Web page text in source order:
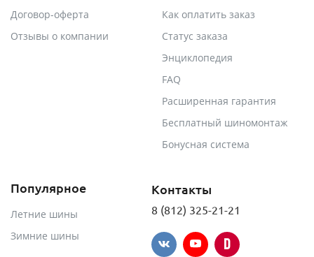
Договор-оферта
Отзывы о компании
Как оплатить заказ
Статус заказа
Энциклопедия
FAQ
Расширенная гарантия
Бесплатный шиномонтаж
Бонусная система
Популярное
Летние шины
Зимние шины
Контакты
8 (812) 325-21-21